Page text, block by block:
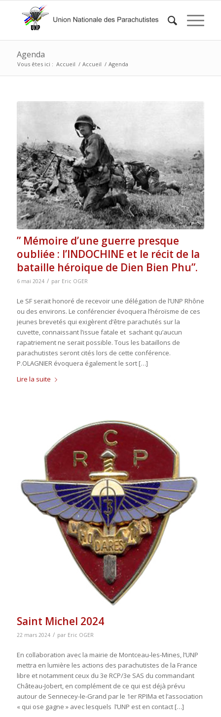
Agenda
Vous êtes ici : Accueil / Accueil / Agenda
” Mémoire d’une guerre presque
oubliée : l’INDOCHINE et le récit de la
bataille héroique de Dien Bien Phu”.
6 mai 2024 / par Eric OGER
Le SF serait honoré de recevoir une délégation de l’UNP Rhône
ou des environs. Le conférencier évoquera l’héroïsme de ces
jeunes brevetés qui exigèrent d’être parachutés sur la
cuvette, connaissant l’issue fatale et sachant qu’aucun
rapatriement ne serait possible. Tous les bataillons de
parachutistes seront cités lors de cette conférence.
P.OLAGNIER évoquera également le sort […]
Lire la suite
Saint Michel 2024
22 mars 2024 / par Eric OGER
En collaboration avec la mairie de Montceau-les-Mines, l’UNP
mettra en lumière les actions des parachutistes de la France
libre et notamment ceux du 3e RCP/3e SAS du commandant
Château-Jobert, en complément de ce qui est déjà prévu
autour de Sennecey-le-Grand par le 1er RPIMa et l’association
« qui ose gagne » avec lesquels l’UNP est en contact […]